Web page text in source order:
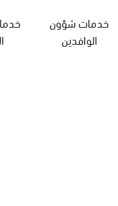
خدمات شؤون
الوافدين